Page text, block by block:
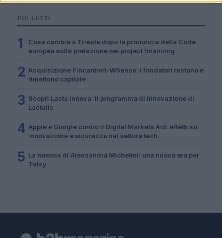
PIÙ LETTI
1
Cosa cambia a Trieste dopo la pronuncia della Corte
europea sulla prelazione nei project financing
2 Acquisizione Fincantieri-WSense: i fondatori restano e
rimettono capitale
3 Scopri Lacta Innova: il programma di innovazione di
Lactalis
4 Apple e Google contro il Digital Markets Act: effetti su
innovazione e sicurezza nel settore tech
5 La nomina di Alessandra Michelini: una nuova era per
Telsy